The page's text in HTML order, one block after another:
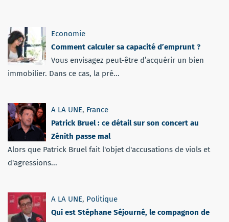
Economie
Comment calculer sa capacité d’emprunt ?
Vous envisagez peut-être d’acquérir un bien
immobilier. Dans ce cas, la pré...
A LA UNE, France
Patrick Bruel : ce détail sur son concert au
Zénith passe mal
Alors que Patrick Bruel fait l'objet d'accusations de viols et
d'agressions...
A LA UNE, Politique
Qui est Stéphane Séjourné, le compagnon de